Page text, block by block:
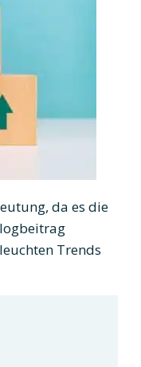
da es die
Trends